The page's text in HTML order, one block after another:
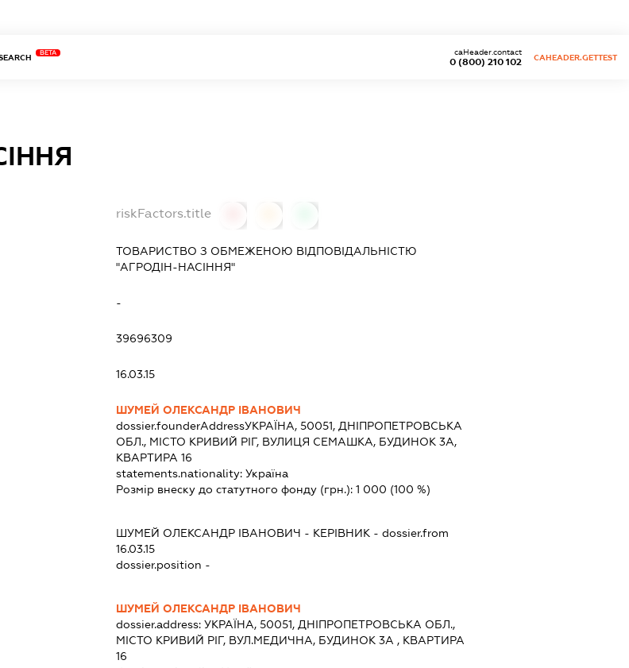
BETA
0 (800) 210 102
caHeader.contact
CAHEADER.GETTEST
riskFactors.title
ТОВАРИСТВО З ОБМЕЖЕНОЮ ВІДПОВІДАЛЬНІСТЮ
"АГРОДІН-НАСІННЯ"
-
39696309
16.03.15
ШУМЕЙ ОЛЕКСАНДР ІВАНОВИЧ
dossier.founderAddressУКРАЇНА, 50051, ДНІПРОПЕТРОВСЬКА
ОБЛ., МІСТО КРИВИЙ РІГ, ВУЛИЦЯ СЕМАШКА, БУДИНОК 3А,
КВАРТИРА 16
statements.nationality: Україна
Розмір внеску до статутного фонду (грн.): 1 000 (100 %)
ШУМЕЙ ОЛЕКСАНДР ІВАНОВИЧ - КЕРІВНИК - dossier.from
16.03.15
dossier.position -
ШУМЕЙ ОЛЕКСАНДР ІВАНОВИЧ
dossier.address: УКРАЇНА, 50051, ДНІПРОПЕТРОВСЬКА ОБЛ.,
МІСТО КРИВИЙ РІГ, ВУЛ.МЕДИЧНА, БУДИНОК 3А , КВАРТИРА
16